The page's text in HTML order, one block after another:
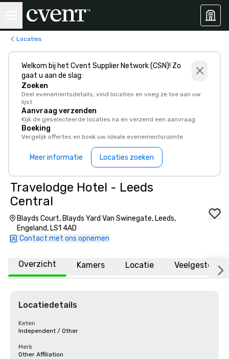
Locaties
Welkom bij het Cvent Supplier Network (CSN)! Zo
gaat u aan de slag:
Zoeken
Deel evenementsdetails, vind locaties en voeg ze toe aan uw
lijst
Aanvraag verzenden
Kijk de geselecteerde locaties na en verzend een aanvraag
Boeking
Vergelijk offertes en boek uw ideale evenementsruimte
Meer informatie Locaties zoeken
Travelodge Hotel - Leeds
Central
Blayds Court, Blayds Yard Van Swinegate, Leeds,
Engeland, LS1 4AD
Contact met ons opnemen
Overzicht Kamers Locatie Veelgestelde
Locatiedetails
Keten
Independent / Other
Merk
Other Affiliation